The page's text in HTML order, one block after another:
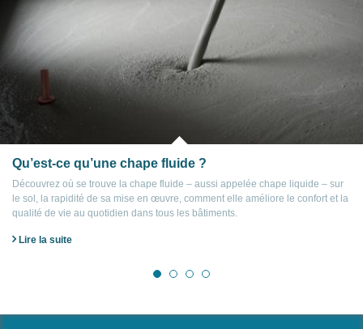
Qu’est-ce qu’une chape fluide ?
Découvrez où se trouve la chape fluide – aussi appelée chape liquide – sur
le sol, la rapidité de sa mise en œuvre, comment elle améliore le confort et la
qualité de vie au quotidien dans tous les bâtiments.
Lire la suite